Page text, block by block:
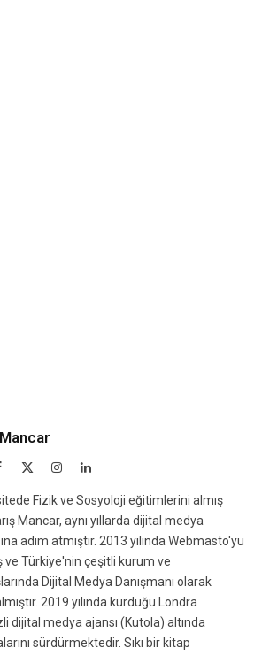
Facebook InstagramLinkedIn
Fizik ve Sosyoloji eğitimlerini almış
Mancar, aynı yıllarda dijital medya
adım atmıştır. 2013 yılında Webmasto'yu
ve Türkiye'nin çeşitli kurum ve
Dijital Medya Danışmanı olarak
2019 yılında kurduğu Londra
dijital medya ajansı (Kutola) altında
sürdürmektedir. Sıkı bir kitap